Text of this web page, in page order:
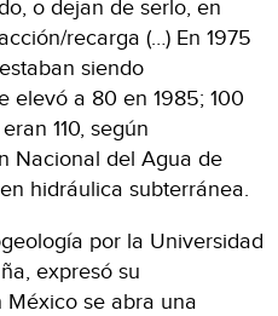
o dejan de serlo, en
recarga (…) En 1975
siendo
elevó a 80 en 1985; 100
110, según
Nacional del Agua de
hidráulica subterránea.
por la Universidad
expresó su
se abra una